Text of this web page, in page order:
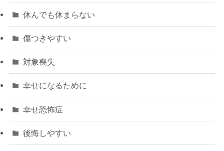
休んでも休まらない
傷つきやすい
対象喪失
幸せになるために
幸せ恐怖症
後悔しやすい